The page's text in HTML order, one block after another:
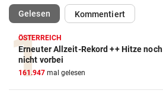
Gelesen(ausgewählt)Kommentiert
ÖSTERREICH
Erneuter Allzeit-Rekord ++ Hitze noch
nicht vorbei
161.947 mal gelesen